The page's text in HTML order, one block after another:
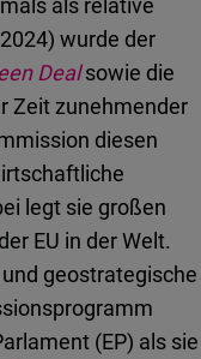
wurde der
Dealsowie die
Zeit zunehmender
diesen
legt sie großen
der EU in der Welt.
geostrategische
(EP) als sie